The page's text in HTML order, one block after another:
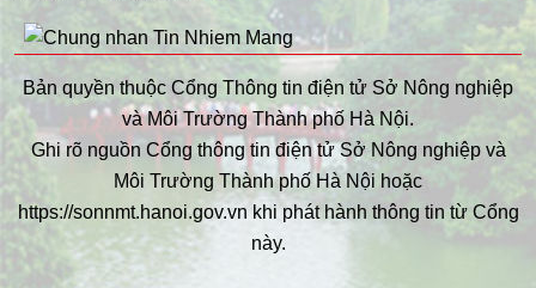
Bản quyền thuộc Cổng Thông tin điện tử Sở Nông nghiệp
và Môi Trường Thành phố Hà Nội.
Ghi rõ nguồn Cổng thông tin điện tử Sở Nông nghiệp và
Môi Trường Thành phố Hà Nội hoặc
https://sonnmt.hanoi.gov.vn khi phát hành thông tin từ Cổng
này.